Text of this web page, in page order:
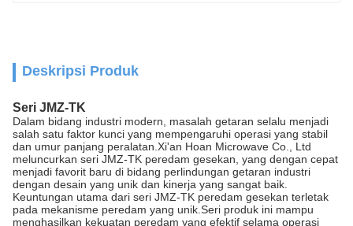
Deskripsi Produk
Seri JMZ-TK
Dalam bidang industri modern, masalah getaran selalu menjadi
salah satu faktor kunci yang mempengaruhi operasi yang stabil
dan umur panjang peralatan.Xi'an Hoan Microwave Co., Ltd
meluncurkan seri JMZ-TK peredam gesekan, yang dengan cepat
menjadi favorit baru di bidang perlindungan getaran industri
dengan desain yang unik dan kinerja yang sangat baik.
Keuntungan utama dari seri JMZ-TK peredam gesekan terletak
pada mekanisme peredam yang unik.Seri produk ini mampu
menghasilkan kekuatan peredam yang efektif selama operasi